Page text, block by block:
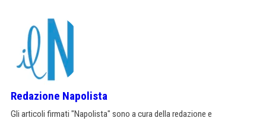
Redazione Napolista
Gli articoli firmati "Napolista" sono a cura della redazione e